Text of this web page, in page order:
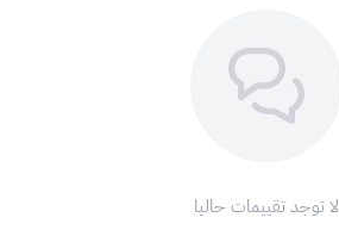
لا توجد تقييمات حاليا